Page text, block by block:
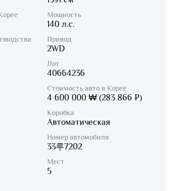
Мощность
140 л.с.
Привод
2WD
Лот
40664236
Стоимость авто в Корее
4 600 000 ₩ (283 866 ₽)
Коробка
Автоматическая
Номер автомобиля
33루7202
Мест
5